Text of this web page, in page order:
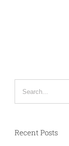
for:
Recent Posts